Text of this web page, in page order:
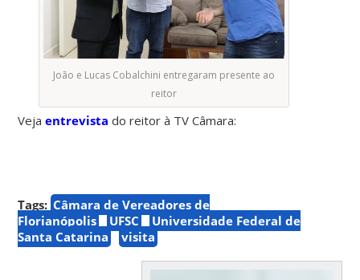
João e Lucas Cobalchini entregaram presente ao
reitor
Vejaentrevistado reitor à TV Câmara:
Tags: Câmara de Vereadores de
Florianópolis
UFSC
Universidade Federal de
Santa Catarina
visita